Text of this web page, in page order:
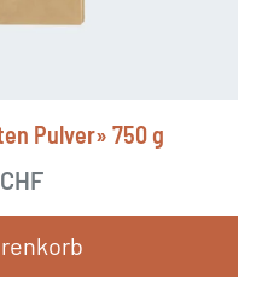
Pulver» 750 g
CHF